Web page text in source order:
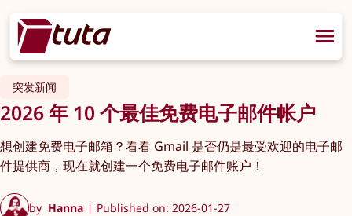
突发新闻
2026 年 10 个最佳免费电子邮件帐户
想创建免费电子邮箱？看看 Gmail 是否仍是最受欢迎的电子邮
件提供商，现在就创建一个免费电子邮件账户！
by Hanna Published on: 2026-01-27